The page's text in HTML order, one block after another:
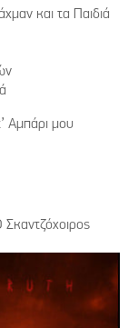
και τα Παιδιά
Αμπάρι μου